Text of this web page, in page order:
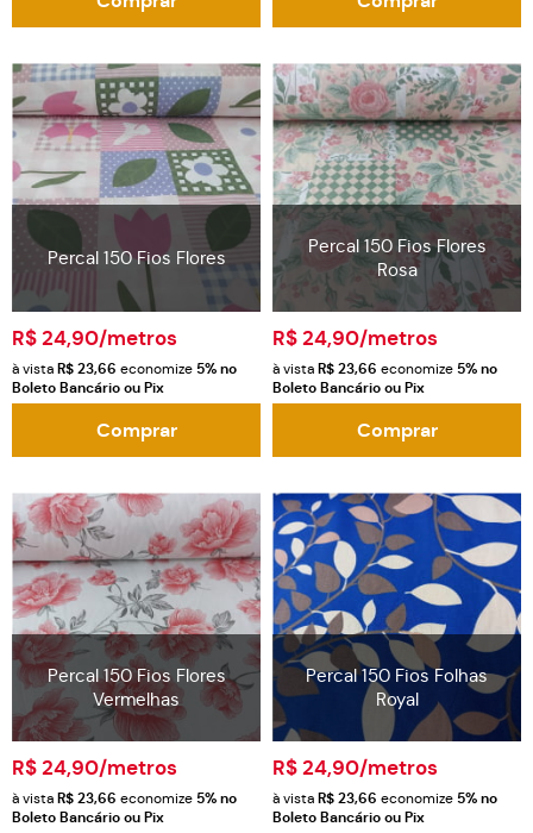
Percal 150 Fios Flores
R$ 24,90/metros
à vista R$ 23,66 economize 5%no
Boleto Bancário ou Pix
Comprar
Percal 150 Fios Flores
Rosa
R$ 24,90/metros
à vista R$ 23,66 economize 5%no
Boleto Bancário ou Pix
Comprar
Percal 150 Fios Flores
Vermelhas
R$ 24,90/metros
à vista R$ 23,66 economize 5%no
Boleto Bancário ou Pix
Percal 150 Fios Folhas
Royal
R$ 24,90/metros
à vista R$ 23,66 economize 5%no
Boleto Bancário ou Pix